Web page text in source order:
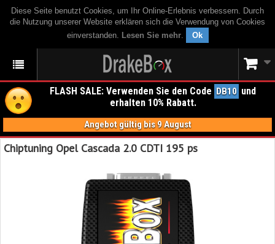
Diese Seite benutzt Cookies, um Ihr Online-Erlebnis verbessern. Durch
die Nutzung unserer Website erklären sich die Verwendung von Cookies
einverstanden. Lesen Sie mehr. Ok
FLASH SALE: Verwenden Sie den Code DB10 und
erhalten 10% Rabatt.
Angebot gültig bis 9 August
Chiptuning Opel Cascada 2.0 CDTI 195 ps